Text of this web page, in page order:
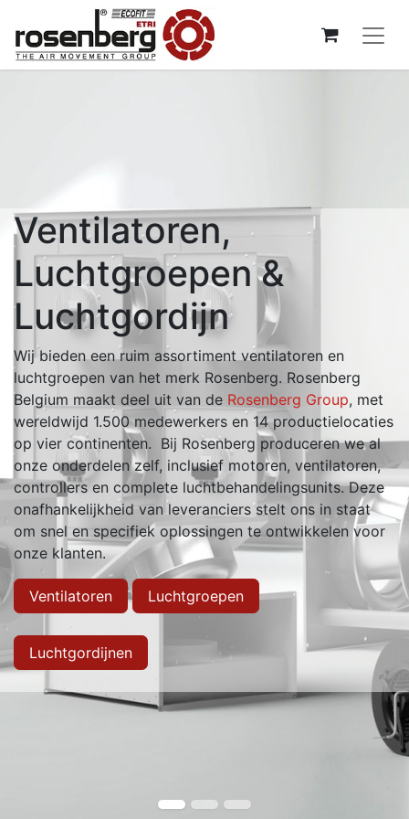
Ventilatoren,
Luchtgroepen &
Luchtgordijn
Wij bieden een ruim assortiment ventilatoren en
luchtgroepen van het merk Rosenberg. Rosenberg
Belgium maakt deel uit van de Rosenberg Group, met
wereldwijd 1.500 medewerkers en 14 productielocaties
op vier continenten. Bij Rosenberg produceren we al
onze onderdelen zelf, inclusief motoren, ventilatoren,
controllers en complete luchtbehandelingsunits. Deze
onafhankelijkheid van leveranciers stelt ons in staat
om snel en specifiek oplossingen te ontwikkelen voor
onze klanten.
Ventilatoren Luchtgroepen
Luchtgordijnen